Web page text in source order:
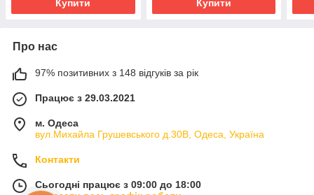
Купити Купити
Про нас
97% позитивних з 148 відгуків за рік
Працює з 29.03.2021
м. Одеса
вул.Михайла Грушевського д.30В, Одеса, Україна
Контакти
Сьогодні працює з 09:00 до 18:00